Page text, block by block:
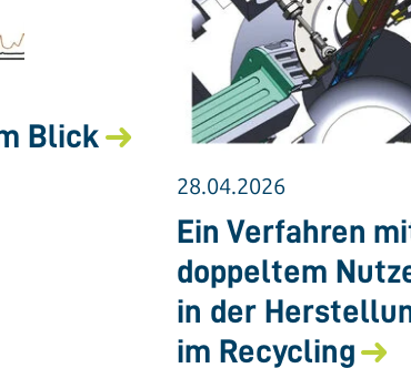
Blick
28.04.2026
Ein Verfahren
doppeltem
in der
im Recycling